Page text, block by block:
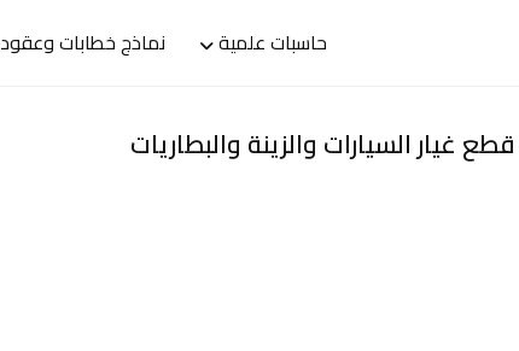
حاسبات علمية نماذج خطابات وعقود
غيار السيارات والزينة والبطاريات